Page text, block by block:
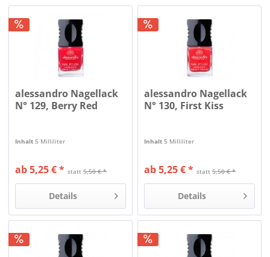
alessandro Nagellack
N° 129, Berry Red
Inhalt 5 Milliliter
statt5,50 € *
ab 5,25 € *
Details
alessandro Nagellack
N° 130, First Kiss
Inhalt 5 Milliliter
statt5,50 € *
ab 5,25 € *
Details